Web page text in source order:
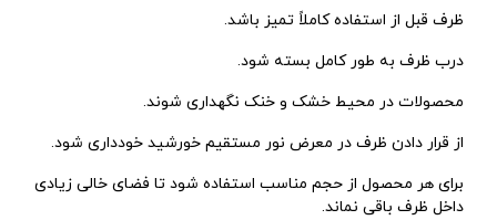
ظرف قبل از استفاده کاملاً تمیز باشد.
درب ظرف به طور کامل بسته شود.
محصولات در محیط خشک و خنک نگهداری شوند.
از قرار دادن ظرف در معرض نور مستقیم خورشید خودداری شود.
برای هر محصول از حجم مناسب استفاده شود تا فضای خالی زیادی
داخل ظرف باقی نماند.